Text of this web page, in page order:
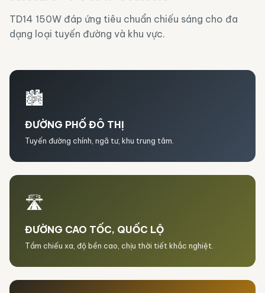
TD14 150W đáp ứng tiêu chuẩn chiếu sáng cho đa
dạng loại tuyến đường và khu vực.
🏙️
ĐƯỜNG PHỐ ĐÔ THỊ
Tuyến đường chính, ngã tư, khu trung tâm.
🛣️
ĐƯỜNG CAO TỐC, QUỐC LỘ
Tầm chiếu xa, độ bền cao, chịu thời tiết khắc nghiệt.